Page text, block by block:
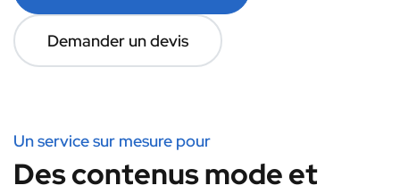
Demander un devis
Un service sur mesure pour
Des contenus mode et